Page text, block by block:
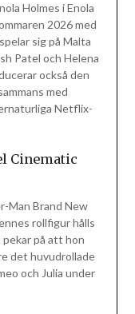
Holmes i Enola
2026 med
sig på Malta
Patel och Helena
också den
med
Netflix-
Cinematic
Man Brand New
rollfigur hålls
pekar på att hon
det huvudrollade
och Julia under